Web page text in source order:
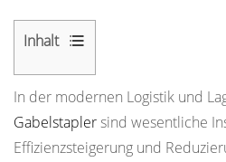
Inhalt
1
Kernvorteile
von
Elektrostaplern
In der modernen Logistik und
Gabelstaplersind wesentliche
Effizienzsteigerung und